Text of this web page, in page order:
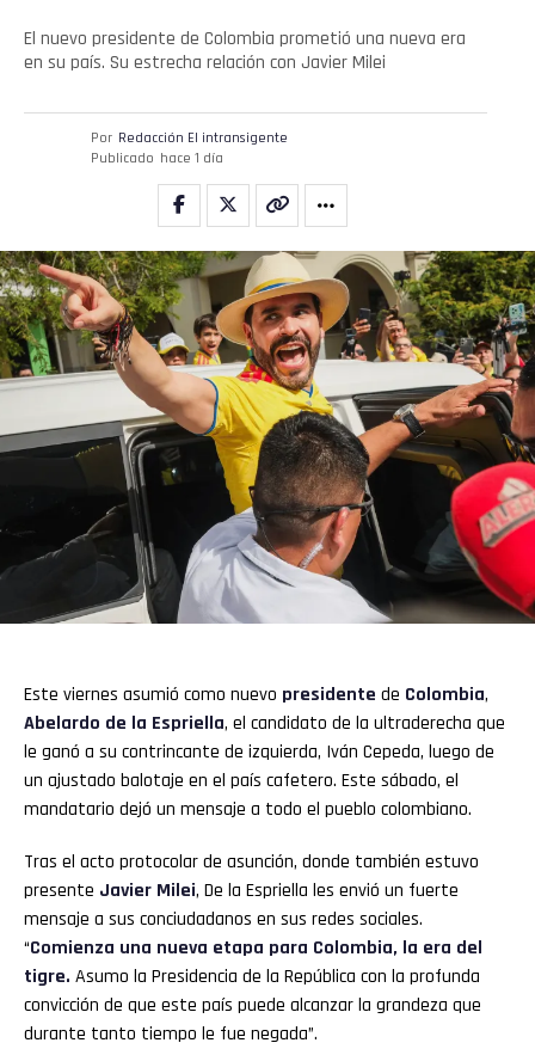
El nuevo presidente de Colombia prometió una nueva era
en su país. Su estrecha relación con Javier Milei
Por Redacción El intransigente
Publicado hace 1 día
Este viernes asumió como nuevo presidente de Colombia,
Abelardo de la Espriella, el candidato de la ultraderecha que
le ganó a su contrincante de izquierda, Iván Cepeda, luego de
un ajustado balotaje en el país cafetero. Este sábado, el
mandatario dejó un mensaje a todo el pueblo colombiano.
Tras el acto protocolar de asunción, donde también estuvo
presente Javier Milei, De la Espriella les envió un fuerte
mensaje a sus conciudadanos en sus redes sociales.
“Comienza una nueva etapa para Colombia, la era del
tigre. Asumo la Presidencia de la República con la profunda
convicción de que este país puede alcanzar la grandeza que
durante tanto tiempo le fue negada”.